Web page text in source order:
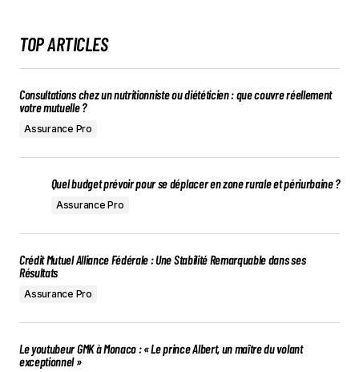
TOP ARTICLES
Consultations chez un nutritionniste ou diététicien : que couvre réellement
votre mutuelle ?
Assurance Pro
Quel budget prévoir pour se déplacer en zone rurale et périurbaine ?
Assurance Pro
Crédit Mutuel Alliance Fédérale : Une Stabilité Remarquable dans ses
Résultats
Assurance Pro
Le youtubeur GMK à Monaco : « Le prince Albert, un maître du volant
exceptionnel »